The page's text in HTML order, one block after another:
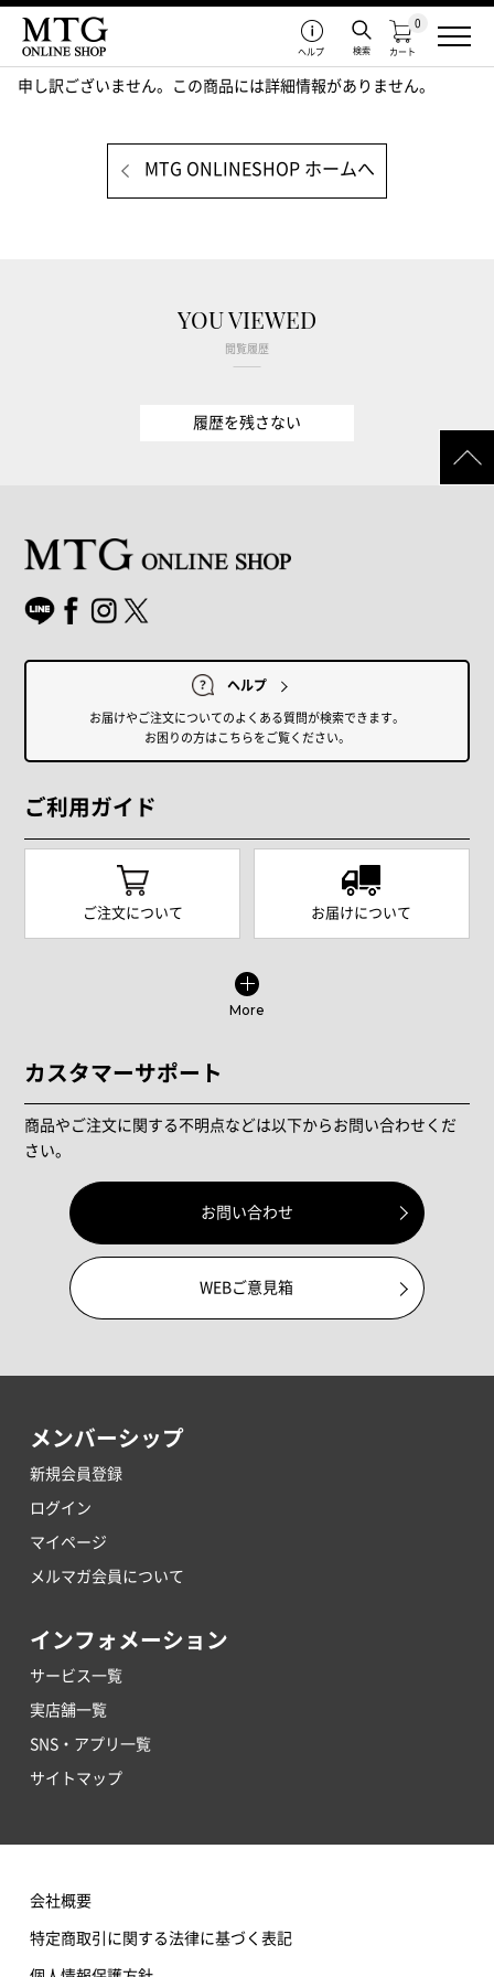
カート
0
検索
ヘルプ
申し訳ございません。この商品には詳細情報がありません。
MTG ONLINESHOP ホームへ
YOU VIEWED
閲覧履歴
履歴を残さない
ヘルプ
お届けやご注文についてのよくある質問が検索できます。
お困りの方はこちらをご覧ください。
ご利用ガイド
ご注文について お届けについて
More
カスタマーサポート
商品やご注文に関する不明点などは以下からお問い合わせくだ
さい。
お問い合わせ
WEBご意見箱
メンバーシップ
新規会員登録
ログイン
マイページ
メルマガ会員について
インフォメーション
サービス一覧
実店舗一覧
SNS・アプリ一覧
サイトマップ
会社概要
特定商取引に関する法律に基づく表記